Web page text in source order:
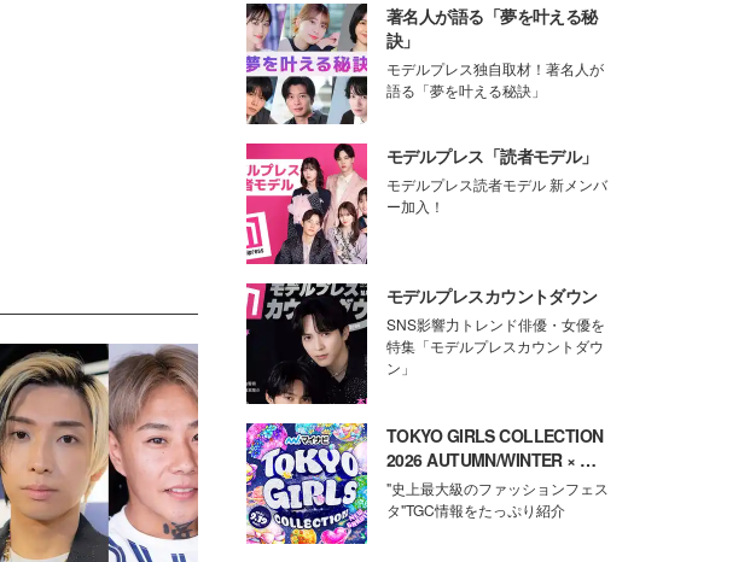
著名人が語る「夢を叶える秘
訣」
モデルプレス独自取材！著名人が
語る「夢を叶える秘訣」
モデルプレス「読者モデル」
モデルプレス読者モデル 新メンバ
ー加入！
モデルプレスカウントダウン
SNS影響力トレンド俳優・女優を
特集「モデルプレスカウントダウ
ン」
TOKYO GIRLS COLLECTION
2026 AUTUMN/WINTER × モ
デルプレス
"史上最大級のファッションフェス
タ"TGC情報をたっぷり紹介